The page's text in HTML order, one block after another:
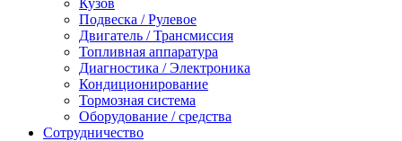
Кузов
Подвеска / Рулевое
Двигатель / Трансмиссия
Топливная аппаратура
Диагностика / Электроника
Кондиционирование
Тормозная система
Оборудование / средства
Сотрудничество